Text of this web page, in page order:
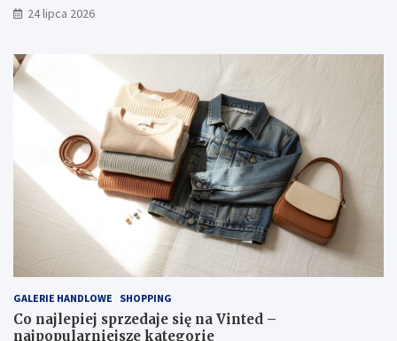
24 lipca 2026
GALERIE HANDLOWE SHOPPING
Co najlepiej sprzedaje się na Vinted –
najpopularniejsze kategorie